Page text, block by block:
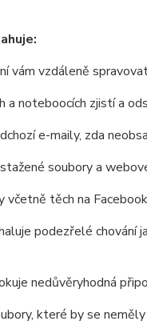
vám vzdáleně
a noteboocích zjistí a
e-maily, zda
soubory a
těch na
podezřelé chování
nedůvěryhodná
které by se